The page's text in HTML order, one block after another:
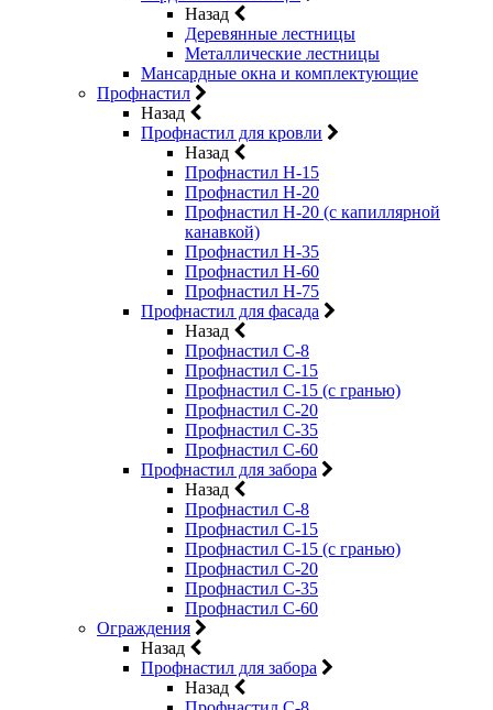
Назад
Деревянные лестницы
Металлические лестницы
Мансардные окна и комплектующие
Профнастил
Назад
Профнастил для кровли
Назад
Профнастил Н-15
Профнастил Н-20
Профнастил Н-20 (с капиллярной
канавкой)
Профнастил Н-35
Профнастил Н-60
Профнастил Н-75
Профнастил для фасада
Назад
Профнастил С-8
Профнастил С-15
Профнастил С-15 (с гранью)
Профнастил С-20
Профнастил С-35
Профнастил С-60
Профнастил для забора
Назад
Профнастил С-8
Профнастил С-15
Профнастил С-15 (с гранью)
Профнастил С-20
Профнастил С-35
Профнастил С-60
Ограждения
Назад
Профнастил для забора
Назад